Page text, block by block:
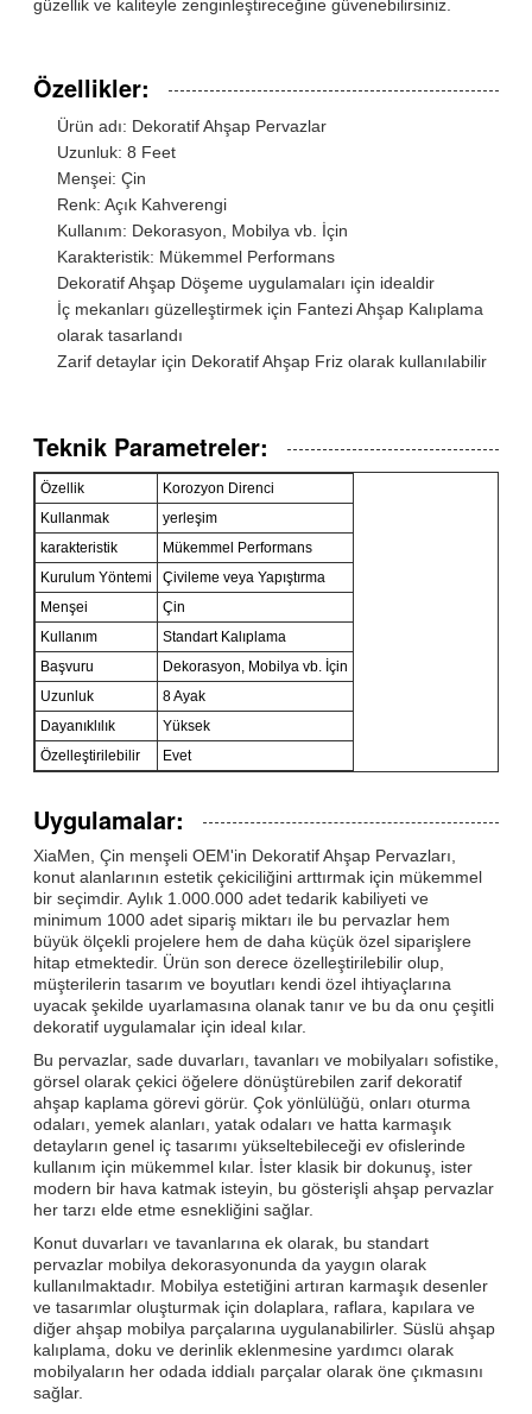
güzellik ve kaliteyle zenginleştireceğine güvenebilirsiniz.
Özellikler:
Ürün adı: Dekoratif Ahşap Pervazlar
Uzunluk: 8 Feet
Menşei: Çin
Renk: Açık Kahverengi
Kullanım: Dekorasyon, Mobilya vb. İçin
Karakteristik: Mükemmel Performans
Dekoratif Ahşap Döşeme uygulamaları için idealdir
İç mekanları güzelleştirmek için Fantezi Ahşap Kalıplama
olarak tasarlandı
Zarif detaylar için Dekoratif Ahşap Friz olarak kullanılabilir
Teknik Parametreler:
Özellik
Korozyon Direnci
Kullanmak
yerleşim
karakteristik
Mükemmel Performans
Kurulum Yöntemi
Çivileme veya Yapıştırma
Menşei
Çin
Kullanım
Standart Kalıplama
Başvuru
Dekorasyon, Mobilya vb. İçin
Uzunluk
8 Ayak
Dayanıklılık
Yüksek
Özelleştirilebilir
Evet
Uygulamalar:
XiaMen, Çin menşeli OEM'in Dekoratif Ahşap Pervazları,
konut alanlarının estetik çekiciliğini arttırmak için mükemmel
bir seçimdir. Aylık 1.000.000 adet tedarik kabiliyeti ve
minimum 1000 adet sipariş miktarı ile bu pervazlar hem
büyük ölçekli projelere hem de daha küçük özel siparişlere
hitap etmektedir. Ürün son derece özelleştirilebilir olup,
müşterilerin tasarım ve boyutları kendi özel ihtiyaçlarına
uyacak şekilde uyarlamasına olanak tanır ve bu da onu çeşitli
dekoratif uygulamalar için ideal kılar.
Bu pervazlar, sade duvarları, tavanları ve mobilyaları sofistike,
görsel olarak çekici öğelere dönüştürebilen zarif dekoratif
ahşap kaplama görevi görür. Çok yönlülüğü, onları oturma
odaları, yemek alanları, yatak odaları ve hatta karmaşık
detayların genel iç tasarımı yükseltebileceği ev ofislerinde
kullanım için mükemmel kılar. İster klasik bir dokunuş, ister
modern bir hava katmak isteyin, bu gösterişli ahşap pervazlar
her tarzı elde etme esnekliğini sağlar.
Konut duvarları ve tavanlarına ek olarak, bu standart
pervazlar mobilya dekorasyonunda da yaygın olarak
kullanılmaktadır. Mobilya estetiğini artıran karmaşık desenler
ve tasarımlar oluşturmak için dolaplara, raflara, kapılara ve
diğer ahşap mobilya parçalarına uygulanabilirler. Süslü ahşap
kalıplama, doku ve derinlik eklenmesine yardımcı olarak
mobilyaların her odada iddialı parçalar olarak öne çıkmasını
sağlar.